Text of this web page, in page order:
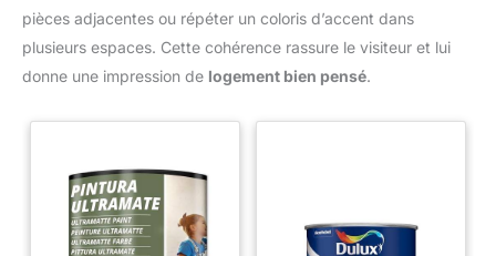
pièces adjacentes ou répéter un coloris d’accent dans
plusieurs espaces. Cette cohérence rassure le visiteur et lui
donne une impression de logement bien pensé.